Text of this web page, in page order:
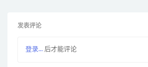
发表评论
登录... 后才能评论